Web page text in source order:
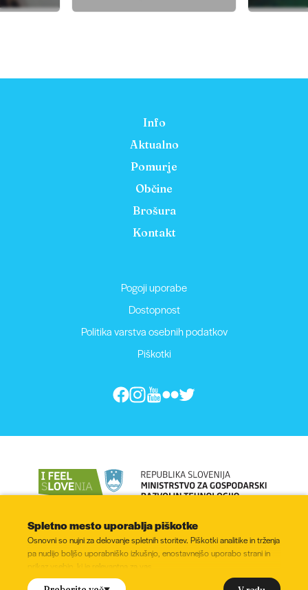
Info
Aktualno
Pomurje
Občine
Brošura
Kontakt
Pogoji uporabe
Dostopnost
Politika varstva osebnih podatkov
Piškotki
© 2022 - 2026, Vse pravice pridržane
Spletno mesto uporablja piškotke
Osnovni so nujni za delovanje spletnih storitev. Piškotki analitike in trženja
pa nudijo boljšo uporabniško izkušnjo, enostavnejšo uporabo strani in
prikaz vsebin, ki je relevantna za vas.